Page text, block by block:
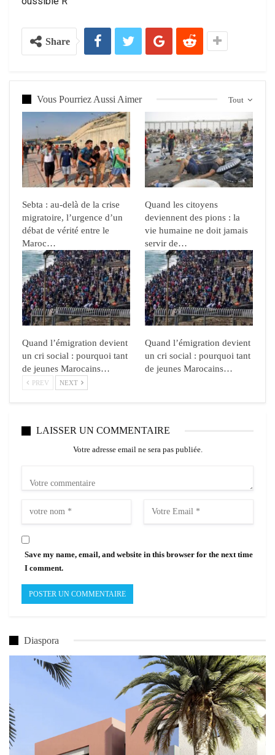
Share
Tout
Vous Pourriez Aussi Aimer
Sebta : au-delà de la crise
migratoire, l’urgence d’un
débat de vérité entre le
Maroc…
Quand les citoyens
deviennent des pions : la
vie humaine ne doit jamais
servir de…
Quand l’émigration devient
un cri social : pourquoi tant
de jeunes Marocains…
Quand l’émigration devient
un cri social : pourquoi tant
de jeunes Marocains…
PREV NEXT
LAISSER UN COMMENTAIRE
Votre adresse email ne sera pas publiée.
Save my name, email, and website in this browser for the next time
I comment.
Diaspora